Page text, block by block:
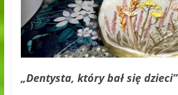
„Dentysta, który bał się dzieci”